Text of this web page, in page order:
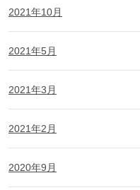
2021年10月
2021年5月
2021年3月
2021年2月
2020年9月